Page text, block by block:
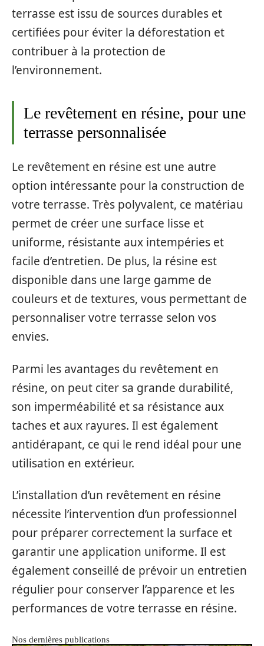
terrasse est issu de sources durables et
certifiées pour éviter la déforestation et
contribuer à la protection de
l’environnement.
Le revêtement en résine, pour une
terrasse personnalisée
Le revêtement en résine est une autre
option intéressante pour la construction de
votre terrasse. Très polyvalent, ce matériau
permet de créer une surface lisse et
uniforme, résistante aux intempéries et
facile d’entretien. De plus, la résine est
disponible dans une large gamme de
couleurs et de textures, vous permettant de
personnaliser votre terrasse selon vos
envies.
Parmi les avantages du revêtement en
résine, on peut citer sa grande durabilité,
son imperméabilité et sa résistance aux
taches et aux rayures. Il est également
antidérapant, ce qui le rend idéal pour une
utilisation en extérieur.
L’installation d’un revêtement en résine
nécessite l’intervention d’un professionnel
pour préparer correctement la surface et
garantir une application uniforme. Il est
également conseillé de prévoir un entretien
régulier pour conserver l’apparence et les
performances de votre terrasse en résine.
Nos dernières publications